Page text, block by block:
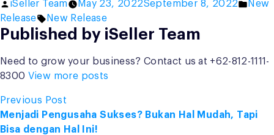
Posted
by
iSeller Team May 23, 2022September 8, 2022
New
Release
Tags:
New Release
Published by iSeller Team
Need to grow your business? Contact us at +62-812-1111-
8300 View more posts
Post
navigation
Previous Post
post:
Menjadi Pengusaha Sukses? Bukan Hal Mudah, Tapi
Bisa dengan Hal Ini!